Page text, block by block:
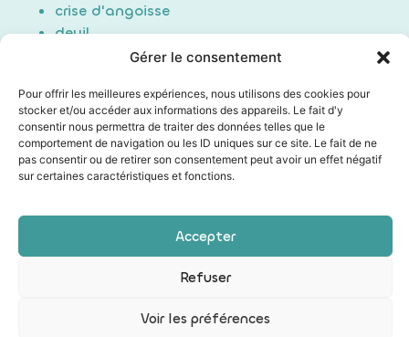
Gérer le consentement
Pour offrir les meilleures expériences, nous utilisons des cookies pour
stocker et/ou accéder aux informations des appareils. Le fait d'y
consentir nous permettra de traiter des données telles que le
comportement de navigation ou les ID uniques sur ce site. Le fait de ne
pas consentir ou de retirer son consentement peut avoir un effet négatif
sur certaines caractéristiques et fonctions.
Accepter
Refuser
Voir les préférences
crise d'angoisse
deuil
hypnose
maigrir / perte de poids
Non classé
poids du passé
Sommeil/Dormir
Technique d'induction
Conditions générales de vente